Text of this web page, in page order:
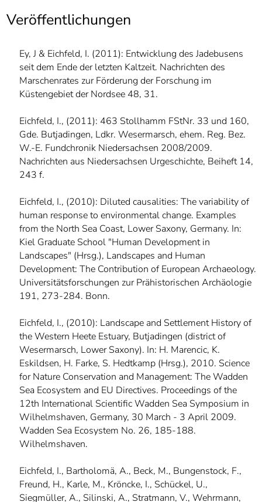
Informationen zur
Barrierefreiheit
Veröffentlichungen
Ey, J & Eichfeld, I. (2011): Entwicklung des Jadebusens
seit dem Ende der letzten Kaltzeit. Nachrichten des
Marschenrates zur Förderung der Forschung im
Küstengebiet der Nordsee 48, 31.
Eichfeld, I., (2011): 463 Stollhamm FStNr. 33 und 160,
Gde. Butjadingen, Ldkr. Wesermarsch, ehem. Reg. Bez.
W.-E. Fundchronik Niedersachsen 2008/2009.
Nachrichten aus Niedersachsen Urgeschichte, Beiheft 14,
243 f.
Eichfeld, I., (2010): Diluted causalities: The variability of
human response to environmental change. Examples
from the North Sea Coast, Lower Saxony, Germany. In:
Kiel Graduate School "Human Development in
Landscapes" (Hrsg.), Landscapes and Human
Development: The Contribution of European Archaeology.
Universitätsforschungen zur Prähistorischen Archäologie
191, 273-284. Bonn.
Eichfeld, I., (2010): Landscape and Settlement History of
the Western Heete Estuary, Butjadingen (district of
Wesermarsch, Lower Saxony). In: H. Marencic, K.
Eskildsen, H. Farke, S. Hedtkamp (Hrsg.), 2010. Science
for Nature Conservation and Management: The Wadden
Sea Ecosystem and EU Directives. Proceedings of the
12th International Scientific Wadden Sea Symposium in
Wilhelmshaven, Germany, 30 March - 3 April 2009.
Wadden Sea Ecosystem No. 26, 185-188.
Wilhelmshaven.
Eichfeld, I., Bartholomä, A., Beck, M., Bungenstock, F.,
Freund, H., Karle, M., Kröncke, I., Schückel, U.,
Siegmüller, A., Silinski, A., Stratmann, V., Wehrmann,